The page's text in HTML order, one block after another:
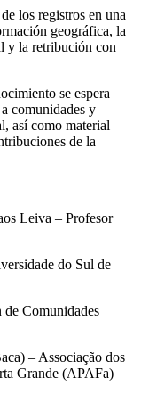
los registros en una
geográfica, la
y la retribución con
se espera
comunidades y
así como material
de la
Leiva – Profesor
do Sul de
Comunidades
– Associação dos
Grande (APAFa)